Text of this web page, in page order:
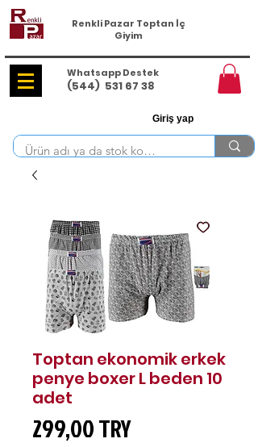
Renkli Pazar Toptan İç
Giyim
Whatsapp Destek
(544) 531 67 38
Giriş yap
Toptan ekonomik erkek
penye boxer L beden 10
adet
299,00 TRYPrice